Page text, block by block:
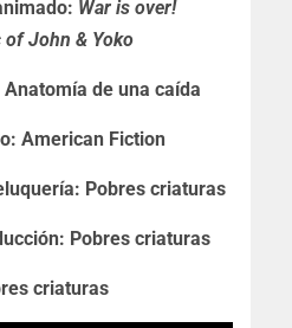
War is over!
John & Yoko
de una caída
American Fiction
Pobres criaturas
Pobres criaturas
criaturas